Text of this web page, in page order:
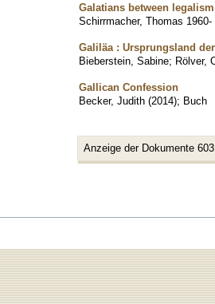
Galatians between
Schirrmacher, Thomas 1960-
Galiläa : Ursprungsland
Bieberstein, Sabine; Rölver,
Gallican Confession
Becker, Judith (2014); Buch
Anzeige der Dokumente